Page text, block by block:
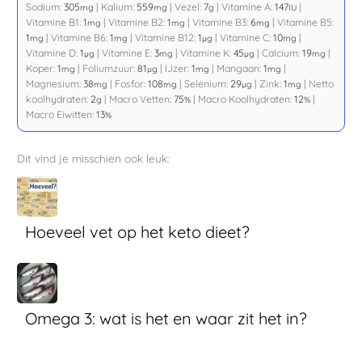
Sodium:305mg | Kalium: 559mg |Vezel: 7g |Vitamine A:147IU |
Vitamine B1:1mg |Vitamine B2:1mg |Vitamine B3:6mg |Vitamine B5:
1mg |Vitamine B6:1mg |Vitamine B12:1µg |Vitamine C:10mg |
Vitamine D:1µg |Vitamine E:3mg |Vitamine K:45µg |Calcium:19mg |
Koper:1mg | Foliumzuur:81µg | IJzer:1mg | Mangaan:1mg |
Magnesium:38mg | Fosfor:108mg |Selenium: 29µg |Zink:1mg | Netto
koolhydraten: 2g | Macro Vetten: 75% | Macro Koolhydraten:12% |
Macro Eiwitten:13%
Dit vind je misschien ook leuk:
Hoeveel vet op het keto dieet?
Omega 3: wat is het en waar zit het in?